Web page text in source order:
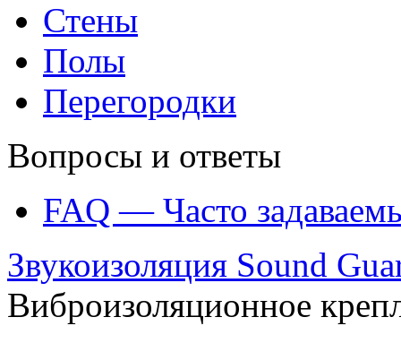
Стены
Полы
Перегородки
Вопросы и ответы
FAQ — Часто
Звукоизоляция Sound
Виброизоляционное